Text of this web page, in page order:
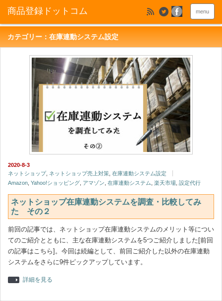
menu
カテゴリー：在庫連動システム設定
2020-8-3
ネットショップ, ネットショップ売上対策 在庫連動システム設定
Amazon Yahoo!ショッピング アマゾン 在庫連動システム 楽天市場 設定代行
ネットショップ在庫連動システムを調査・比較してみ
た その２
前回の記事では、ネットショップ在庫連動システムのメリット等につい
てのご紹介とともに、主な在庫連動システムを5つご紹介しました[前回
の記事はこちら]。今回は続編として、前回ご紹介した以外の在庫連動
システムをさらに9件ピックアップしています。
詳細を見る